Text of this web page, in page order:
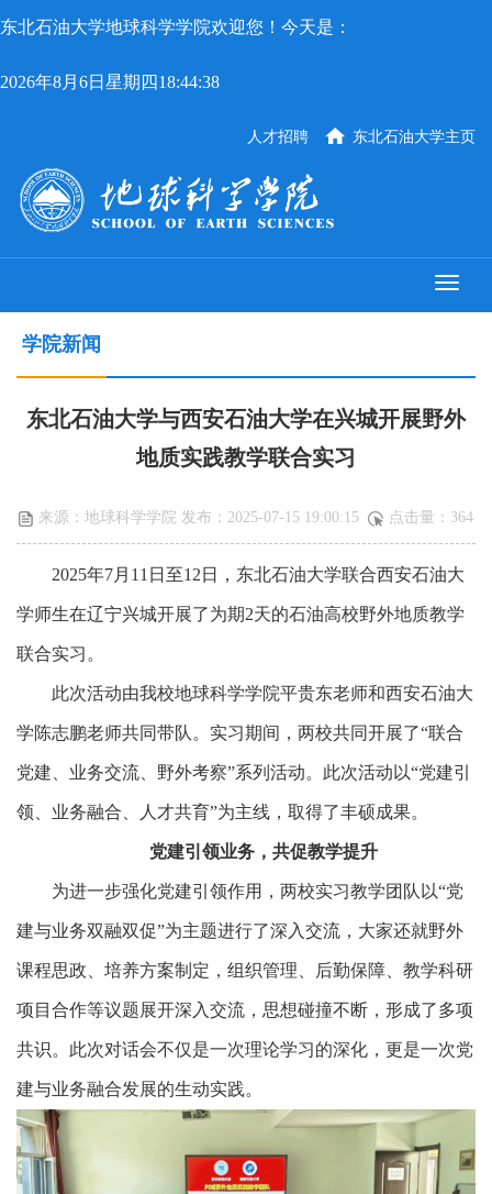
东北石油大学地球科学学院欢迎您！今天是：
2026年8月6日星期四18:44:38
东北石油大学主页
人才招聘
学院新闻
东北石油大学与西安石油大学在兴城开展野外
地质实践教学联合实习
来源：地球科学学院 发布：2025-07-15 19:00:15 点击量： 364
2025年7月11日至12日，东北石油大学联合西安石油大
学师生在辽宁兴城开展了为期2天的石油高校野外地质教学
联合实习。
此次活动由我校地球科学学院平贵东老师和西安石油大
学陈志鹏老师共同带队。实习期间，两校共同开展了“联合
党建、业务交流、野外考察”系列活动。此次活动以“党建引
领、业务融合、人才共育”为主线，取得了丰硕成果。
党建引领业务，共促教学提升
为进一步强化党建引领作用，两校实习教学团队以“党
建与业务双融双促”为主题进行了深入交流，大家还就野外
课程思政、培养方案制定，组织管理、后勤保障、教学科研
项目合作等议题展开深入交流，思想碰撞不断，形成了多项
共识。此次对话会不仅是一次理论学习的深化，更是一次党
建与业务融合发展的生动实践。